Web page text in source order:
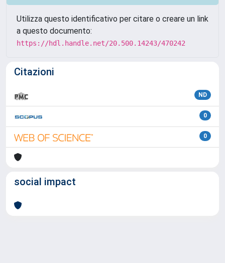
Utilizza questo identificativo per citare o creare un link
a questo documento:
https://hdl.handle.net/20.500.14243/470242
Citazioni
ND
0
0
social impact